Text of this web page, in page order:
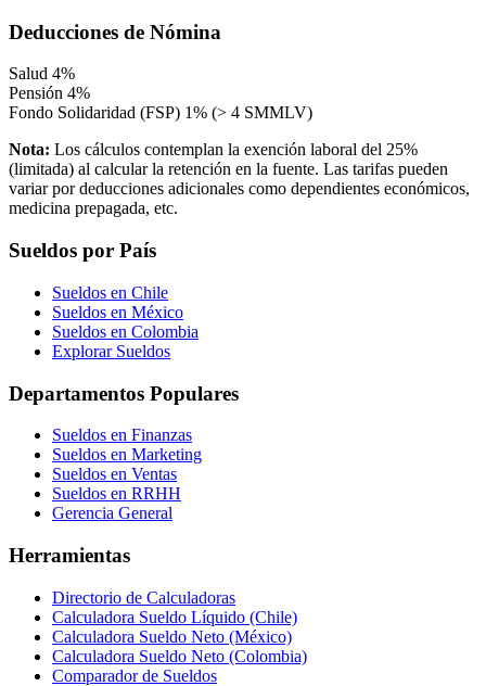
Deducciones de Nómina
Salud 4%
Pensión 4%
Fondo Solidaridad (FSP) 1% (> 4 SMMLV)
Nota: Los cálculos contemplan la exención laboral del 25%
(limitada) al calcular la retención en la fuente. Las tarifas pueden
variar por deducciones adicionales como dependientes económicos,
medicina prepagada, etc.
Sueldos por País
Sueldos en Chile
Sueldos en México
Sueldos en Colombia
Explorar Sueldos
Departamentos Populares
Sueldos en Finanzas
Sueldos en Marketing
Sueldos en Ventas
Sueldos en RRHH
Gerencia General
Herramientas
Directorio de Calculadoras
Calculadora Sueldo Líquido (Chile)
Calculadora Sueldo Neto (México)
Calculadora Sueldo Neto (Colombia)
Comparador de Sueldos